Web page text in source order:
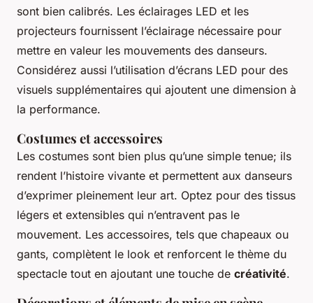
sont bien calibrés. Les éclairages LED et les
projecteurs fournissent l’éclairage nécessaire pour
mettre en valeur les mouvements des danseurs.
Considérez aussi l’utilisation d’écrans LED pour des
visuels supplémentaires qui ajoutent une dimension à
la performance.
Costumes et accessoires
Les costumes sont bien plus qu’une simple tenue; ils
rendent l’histoire vivante et permettent aux danseurs
d’exprimer pleinement leur art. Optez pour des tissus
légers et extensibles qui n’entravent pas le
mouvement. Les accessoires, tels que chapeaux ou
gants, complètent le look et renforcent le thème du
spectacle tout en ajoutant une touche de créativité.